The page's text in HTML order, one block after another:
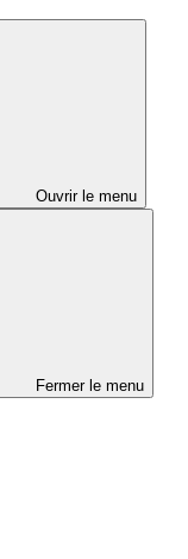
Ouvrir le menu
Fermer le menu